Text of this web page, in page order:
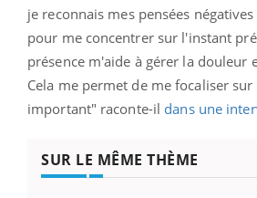
je reconnais mes pensées
pour me concentrer sur l'instant
présence m'aide à gérer la douleur
Cela me permet de me focaliser
important" raconte-il dans une
SUR LE MÊME THÈME